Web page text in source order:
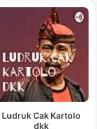
Ludruk Cak Kartolo
dkk